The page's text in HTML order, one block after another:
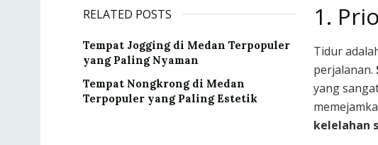
RELATED POSTS
Tempat Jogging di Medan Terpopuler
yang Paling Nyaman
Tempat Nongkrong di Medan
Terpopuler yang Paling Estetik
1.
Tidur
perjalanan.
yang
kelelahan